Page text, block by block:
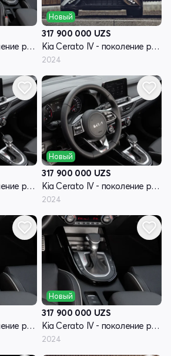
Kia Cerato IV - поколение рестайлинг
Новый
317 900 000 UZS
Kia Cerato IV - поколение рестайлинг
2024
Kia Cerato IV - поколение рестайлинг
Новый
317 900 000 UZS
Kia Cerato IV - поколение рестайлинг
2024
Kia Cerato IV - поколение рестайлинг
Новый
317 900 000 UZS
Kia Cerato IV - поколение рестайлинг
2024